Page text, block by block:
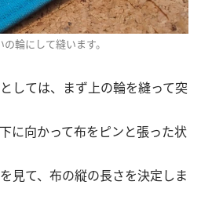
輪にして縫います。
しては、まず上の輪を縫って突
に向かって布をピンと張った状
見て、布の縦の長さを決定しま